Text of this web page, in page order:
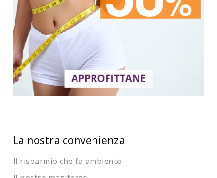
La nostra convenienza
Il risparmio che fa ambiente